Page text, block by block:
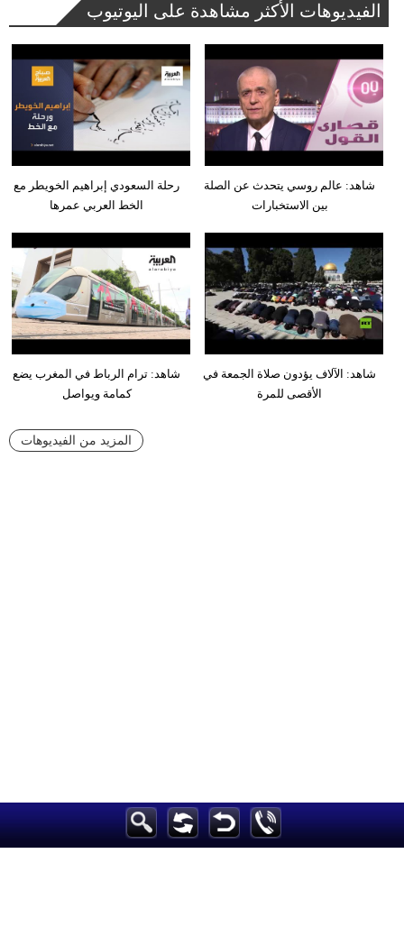
الفيديوهات الأكثر مشاهدة على اليوتيوب
رحلة السعودي إبراهيم الخويطر مع
الخط العربي عمرها
شاهد: عالم روسي يتحدث عن الصلة
بين الاستخبارات
شاهد: ترام الرباط في المغرب يضع
كمامة ويواصل
شاهد: الآلاف يؤدون صلاة الجمعة في
الأقصى للمرة
المزيد من الفيديوهات